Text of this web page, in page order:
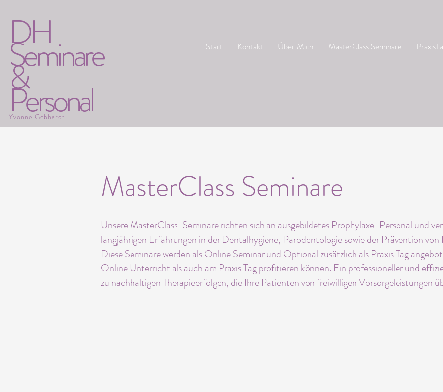
DH
Seminare
&
Personal
Yvonne Gebhardt
Start Kontakt Über Mich MasterClass Seminare
MasterClass Seminare
Unsere MasterClass-Seminare richten sich an ausgebildetes Prophylaxe-Personal und
langjährigen Erfahrungen in der Dentalhygiene, Parodontologie sowie der Prävention
Diese Seminare werden als Online Seminar und Optional zusätzlich als PraxisTag
Online Unterricht als auch am Praxis Tag profitieren können. Ein professioneller und
zu nachhaltigen Therapieerfolgen, die Ihre Patienten von freiwilligen Vorsorgeleistungen